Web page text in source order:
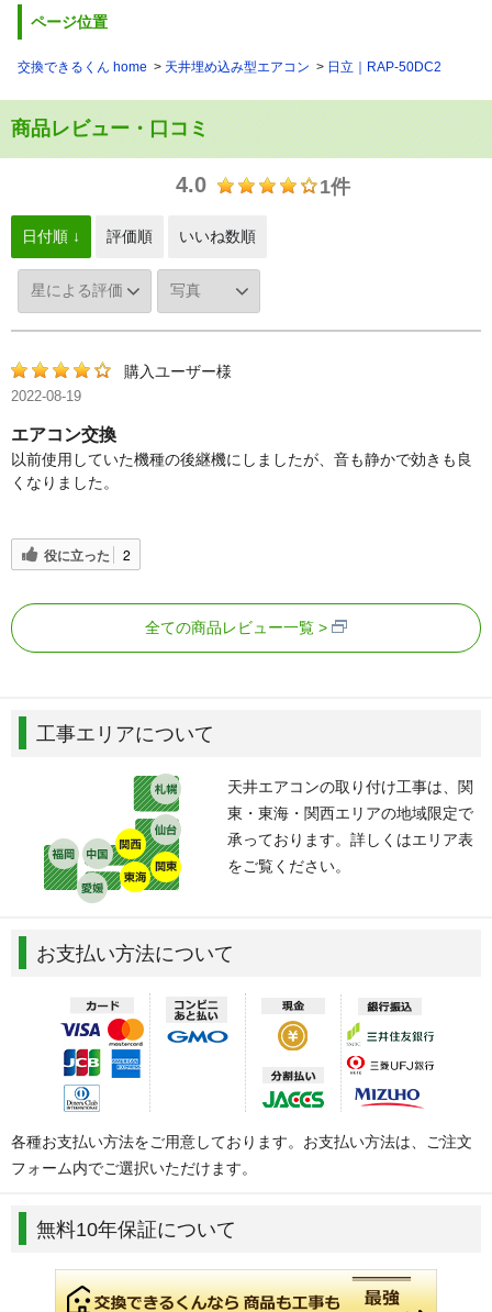
ページ位置
交換できるくん home 天井埋め込み型エアコン 日立｜RAP-50DC2
商品レビュー・口コミ
4.0 1件
日付順 ↓ 評価順 いいね数順
購入ユーザー様
2022-08-19
エアコン交換
以前使用していた機種の後継機にしましたが、音も静かで効きも良
くなりました。
役に立った 2
全ての商品レビュー一覧
工事エリアについて
天井エアコンの取り付け工事は、関
東・東海・関西エリアの地域限定で
承っております。詳しくはエリア表
をご覧ください。
お支払い方法について
各種お支払い方法をご用意しております。お支払い方法は、ご注文
フォーム内でご選択いただけます。
無料10年保証について